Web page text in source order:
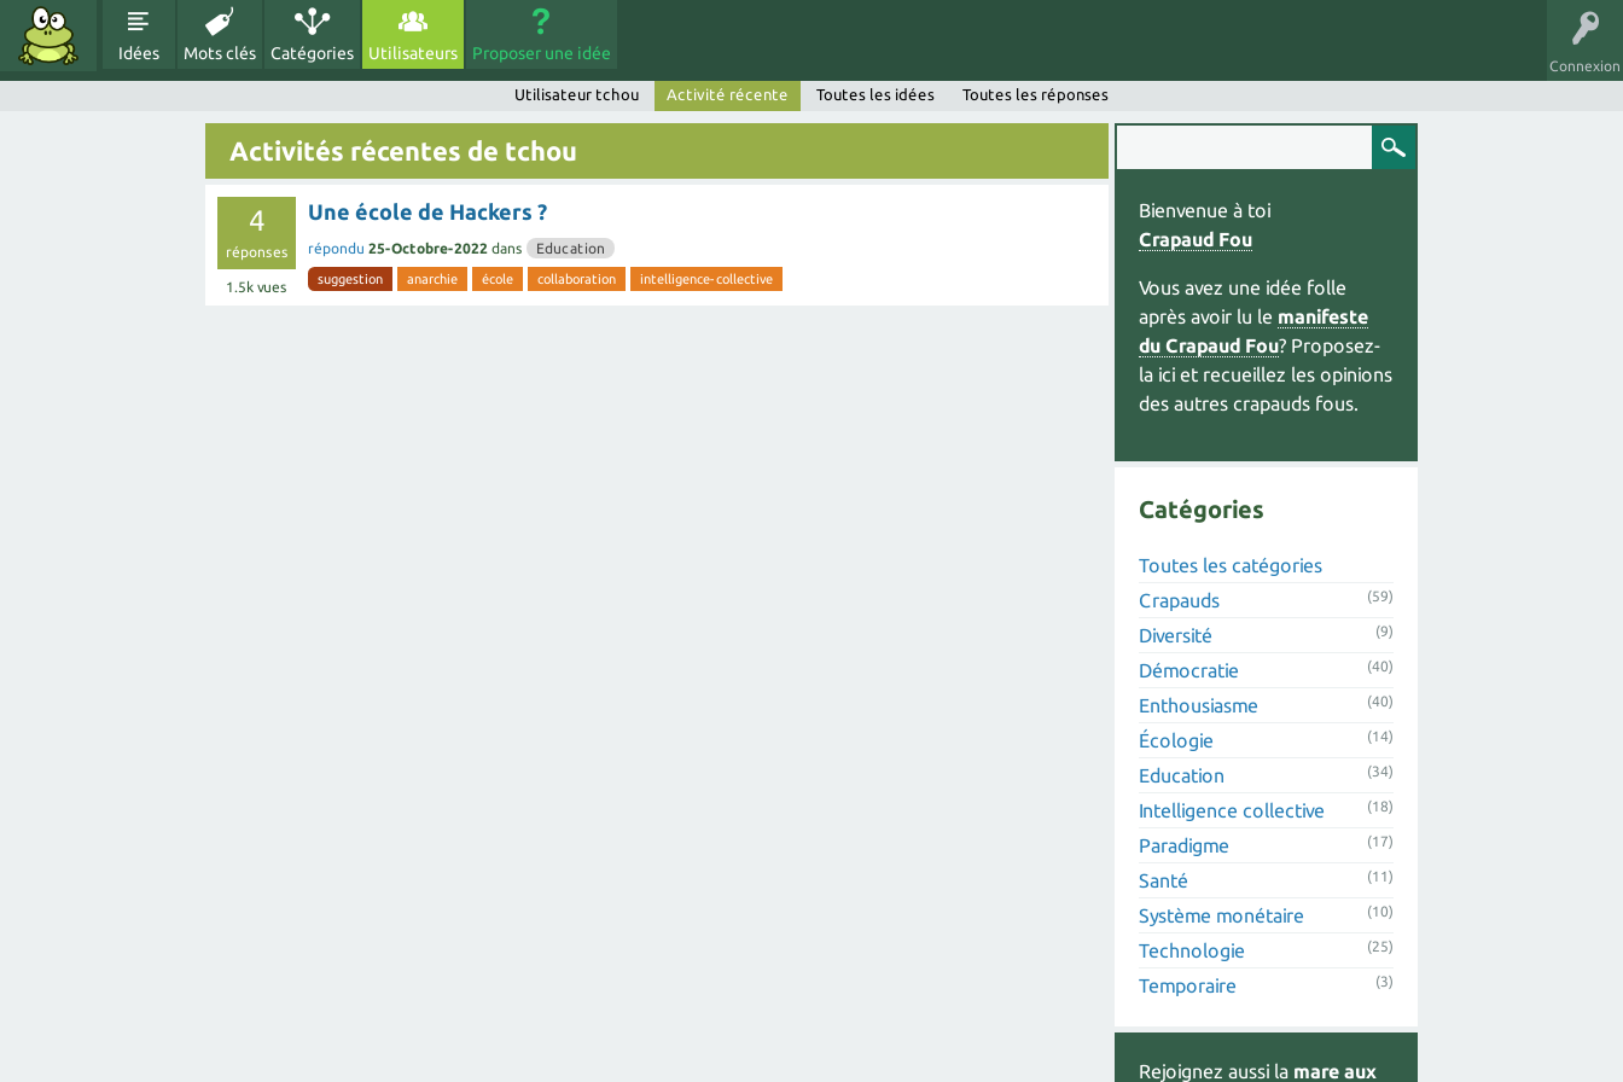
Connexion
Idées Mots clés Catégories Utilisateurs Proposer une idée
Utilisateur tchou Activité récente Toutes les idées Toutes les réponses
Activités récentes de tchou
4
réponses
1.5k vues
Une école de Hackers ?
répondu 25-Octobre-2022 dans Education
suggestion anarchie école collaboration intelligence-collective
Bienvenue à toi
Crapaud Fou
Vous avez une idée folle
après avoir lu le manifeste
du Crapaud Fou? Proposez-
la ici et recueillez les opinions
des autres crapauds fous.
Catégories
Toutes les catégories
Crapauds
(59)
Diversité (9)
Démocratie (40)
Enthousiasme (40)
Écologie (14)
Education (34)
Intelligence collective (18)
Paradigme (17)
Santé (11)
Système monétaire (10)
Technologie (25)
Temporaire (3)
Rejoignez aussi la mare aux